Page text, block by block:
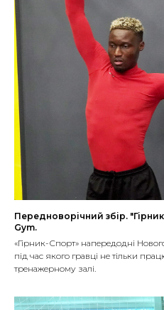
Передноворічний збір.
Gym.
«Гірник-Спорт» напередодні
під час якого гравці не тільки
тренажерному залі.